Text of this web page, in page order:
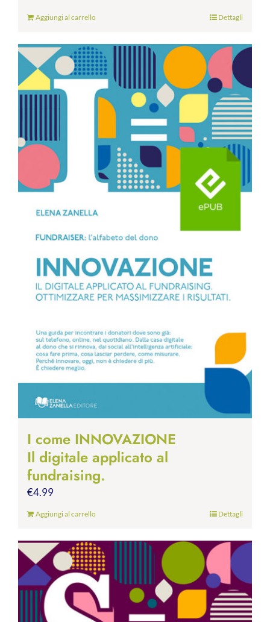
Aggiungi al carrello Dettagli
I come INNOVAZIONE
Il digitale applicato al
fundraising.
€4.99
Aggiungi al carrello Dettagli